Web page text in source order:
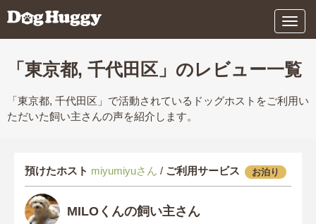
メ
ニ
ー
「東京都, 千代田区」のレビュー一覧
「東京都, 千代田区」で活動されているドッグホストをご利用い
ただいた飼い主さんの声を紹介します。
預けたホスト miyumiyuさん / ご利用サービス お泊り
MILOくんの飼い主さん